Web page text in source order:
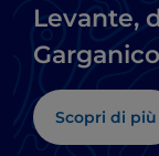
Levante,
Garganico
Scopri di più